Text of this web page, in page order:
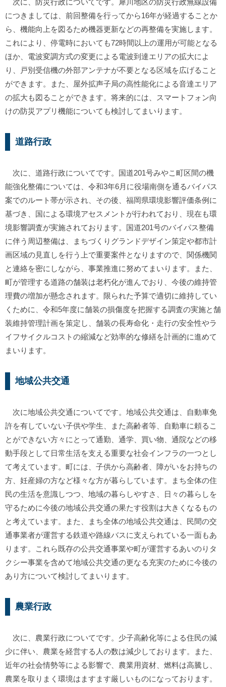
につきましては、前回整備を行ってから16年が経過することか
ら、機能向上を図るため機器更新などの再整備を実施します。
これにより、停電時においても72時間以上の運用が可能となる
ほか、電波変調方式の変更による電波到達エリアの拡大によ
り、戸別受信機の外部アンテナが不要となる区域を広げること
ができます。また、屋外拡声子局の高性能化による音達エリア
の拡大も図ることができます。将来的には、スマートフォン向
けの防災アプリ機能についても検討してまいります。
道路行政
次に、道路行政についてです。国道201号みやこ町区間の機
能強化整備については、令和3年6月に役場南側を通るバイパス
案でのルート帯が示され、その後、福岡県環境影響評価条例に
基づき、国による環境アセスメントが行われており、現在も環
境影響調査が実施されております。国道201号のバイパス整備
に伴う周辺整備は、まちづくりグランドデザイン策定や都市計
画区域の見直しを行う上で重要案件となりますので、関係機関
と連絡を密にしながら、事業推進に努めてまいります。また、
町が管理する道路の舗装は老朽化が進んでおり、今後の維持管
理費の増加が懸念されます。限られた予算で適切に維持してい
くために、令和5年度に舗装の損傷度を把握する調査の実施と舗
装維持管理計画を策定し、舗装の長寿命化・走行の安全性やラ
イフサイクルコストの縮減など効率的な修繕を計画的に進めて
まいります。
地域公共交通
次に地域公共交通についてです。地域公共交通は、自動車免
許を有していない子供や学生、また高齢者等、自動車に頼るこ
とができない方々にとって通勤、通学、買い物、通院などの移
動手段として日常生活を支える重要な社会インフラの一つとし
て考えています。町には、子供から高齢者、障がいをお持ちの
方、妊産婦の方など様々な方が暮らしています。まち全体の住
民の生活を意識しつつ、地域の暮らしやすさ、日々の暮らしを
守るために今後の地域公共交通の果たす役割は大きくなるもの
と考えています。また、まち全体の地域公共交通は、民間の交
通事業者が運営する鉄道や路線バスに支えられている一面もあ
ります。これら既存の公共交通事業や町が運営するあいのりタ
クシー事業を含めて地域公共交通の更なる充実のために今後の
あり方について検討してまいります。
農業行政
次に、農業行政についてです。少子高齢化等による住民の減
少に伴い、農業を経営する人の数は減少しております。また、
近年の社会情勢等による影響で、農業用資材、燃料は高騰し、
農業を取りまく環境はますます厳しいものになっております。